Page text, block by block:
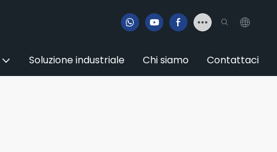
Soluzione industriale Chi siamo Contattaci